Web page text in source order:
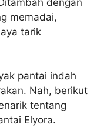
memadai,
tarik
pantai indah
Nah, berikut
tentang
Elyora.